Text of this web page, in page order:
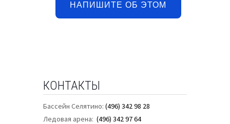
НАПИШИТЕ ОБ ЭТОМ
КОНТАКТЫ
Бассейн Селятино: (496) 342 98 28
Ледовая арена: (496) 342 97 64